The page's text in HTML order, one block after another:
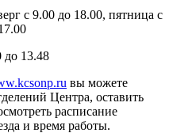
с 9.00 до 18.00, пятница с
до 13.48
вы можете
Центра, оставить
расписание
и время работы.